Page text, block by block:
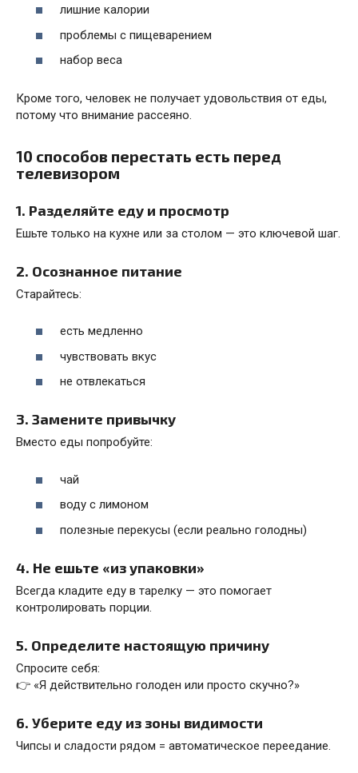
лишние калории
проблемы с пищеварением
набор веса
Кроме того, человек не получает удовольствия от еды,
потому что внимание рассеяно.
10 способов перестать есть перед
телевизором
1. Разделяйте еду и просмотр
Ешьте только на кухне или за столом — это ключевой шаг.
2. Осознанное питание
Старайтесь:
есть медленно
чувствовать вкус
не отвлекаться
3. Замените привычку
Вместо еды попробуйте:
чай
воду с лимоном
полезные перекусы (если реально голодны)
4. Не ешьте «из упаковки»
Всегда кладите еду в тарелку — это помогает
контролировать порции.
5. Определите настоящую причину
Спросите себя:
👉 «Я действительно голоден или просто скучно?»
6. Уберите еду из зоны видимости
Чипсы и сладости рядом = автоматическое переедание.